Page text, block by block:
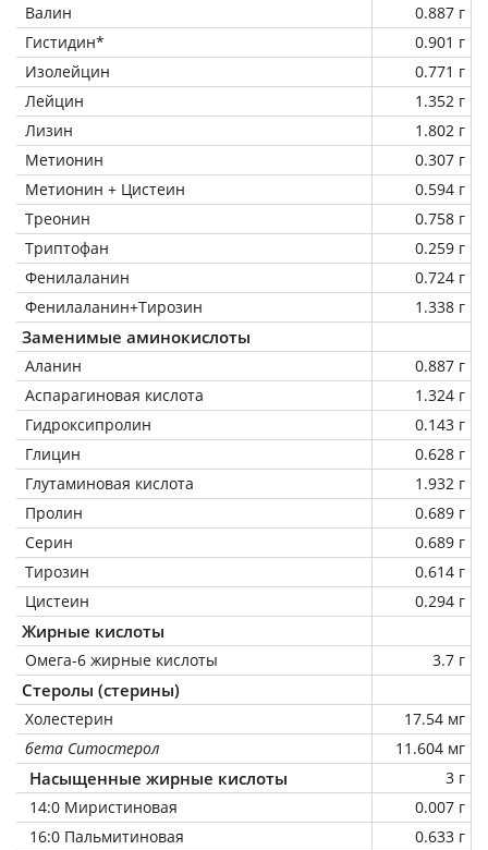
Валин
0.887 г
Гистидин*
0.901 г
Изолейцин
0.771 г
Лейцин
1.352 г
Лизин
1.802 г
Метионин
0.307 г
Метионин + Цистеин
0.594 г
Треонин
0.758 г
Триптофан
0.259 г
Фенилаланин
0.724 г
Фенилаланин+Тирозин
1.338 г
Заменимые аминокислоты
Аланин
0.887 г
Аспарагиновая кислота
1.324 г
Гидроксипролин
0.143 г
Глицин
0.628 г
Глутаминовая кислота
1.932 г
Пролин
0.689 г
Серин
0.689 г
Тирозин
0.614 г
Цистеин
0.294 г
Жирные кислоты
Омега-6 жирные кислоты 3.7 г
Стеролы (стерины)
Холестерин
17.54 мг
бета Ситостерол
11.604 мг
Насыщенные жирные кислоты
3 г
14:0 Миристиновая
0.007 г
16:0 Пальмитиновая
0.633 г